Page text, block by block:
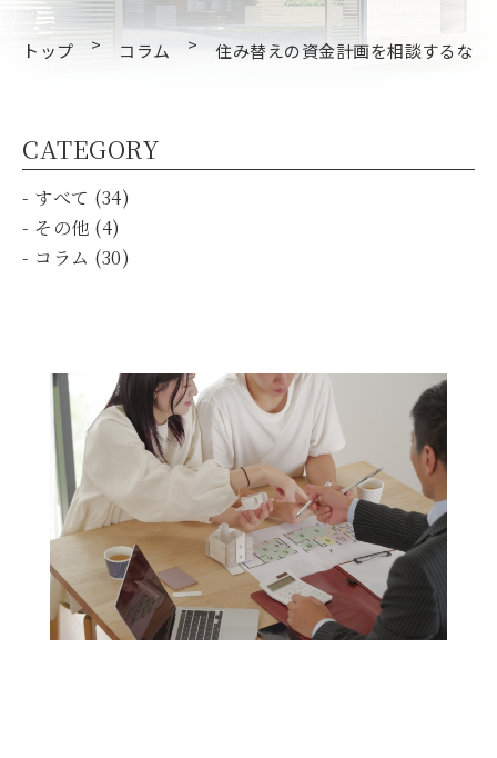
トップ > コラム >
CATEGORY
- すべて (34)
- その他 (4)
- コラム (30)